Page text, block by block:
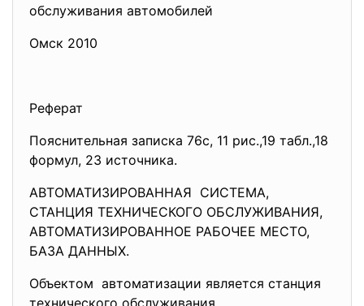
обслуживания автомобилей
Омск 2010
Реферат
Пояснительная записка 76c, 11 рис.,19 табл.,18
формул, 23 источника.
АВТОМАТИЗИРОВАННАЯ СИСТЕМА,
СТАНЦИЯ ТЕХНИЧЕСКОГО ОБСЛУЖИВАНИЯ,
АВТОМАТИЗИРОВАННОЕ РАБОЧЕЕ МЕСТО,
БАЗА ДАННЫХ.
Объектом автоматизации является станция
технического обслуживания.